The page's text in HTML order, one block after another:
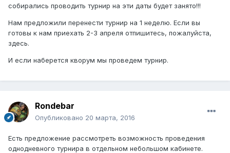
собирались проводить турнир на эти даты будет занято!!!
Нам предложили перенести турнир на 1 неделю. Если вы
готовы к нам приехать 2-3 апреля отпишитесь, пожалуйста,
здесь.
И если наберется кворум мы проведем турнир.
Rondebar
Опубликовано 20 марта, 2016
Есть предложение рассмотреть возможность проведения
однодневного турнира в отдельном небольшом кабинете.